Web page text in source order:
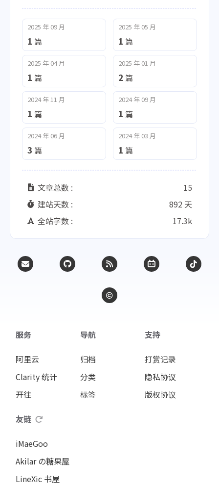
2025 年 09 月
1 篇
2025 年 05 月
1 篇
2025 年 04 月
1 篇
2025 年 01 月
2 篇
2024 年 11 月
1 篇
2024 年 09 月
1 篇
2024 年 06 月
3 篇
2024 年 03 月
1 篇
文章总数 :
15
建站天数 :
892 天
全站字数 :
17.3k
服务
阿里云
Clarity 统计
开往
导航
归档
分类
标签
支持
打赏记录
隐私协议
版权协议
友链
iMaeGoo
Akilar の糖果屋
LineXic 书屋